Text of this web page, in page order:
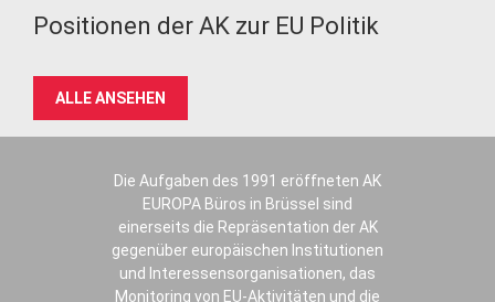
Positionen der AK zur EU Politik
ALLE ANSEHEN
Die Aufgaben des 1991 eröffneten AK
EUROPA Büros in Brüssel sind
einerseits die Repräsentation der AK
gegenüber europäischen Institutionen
und Interessensorganisationen, das
Monitoring von EU-Aktivitäten und die